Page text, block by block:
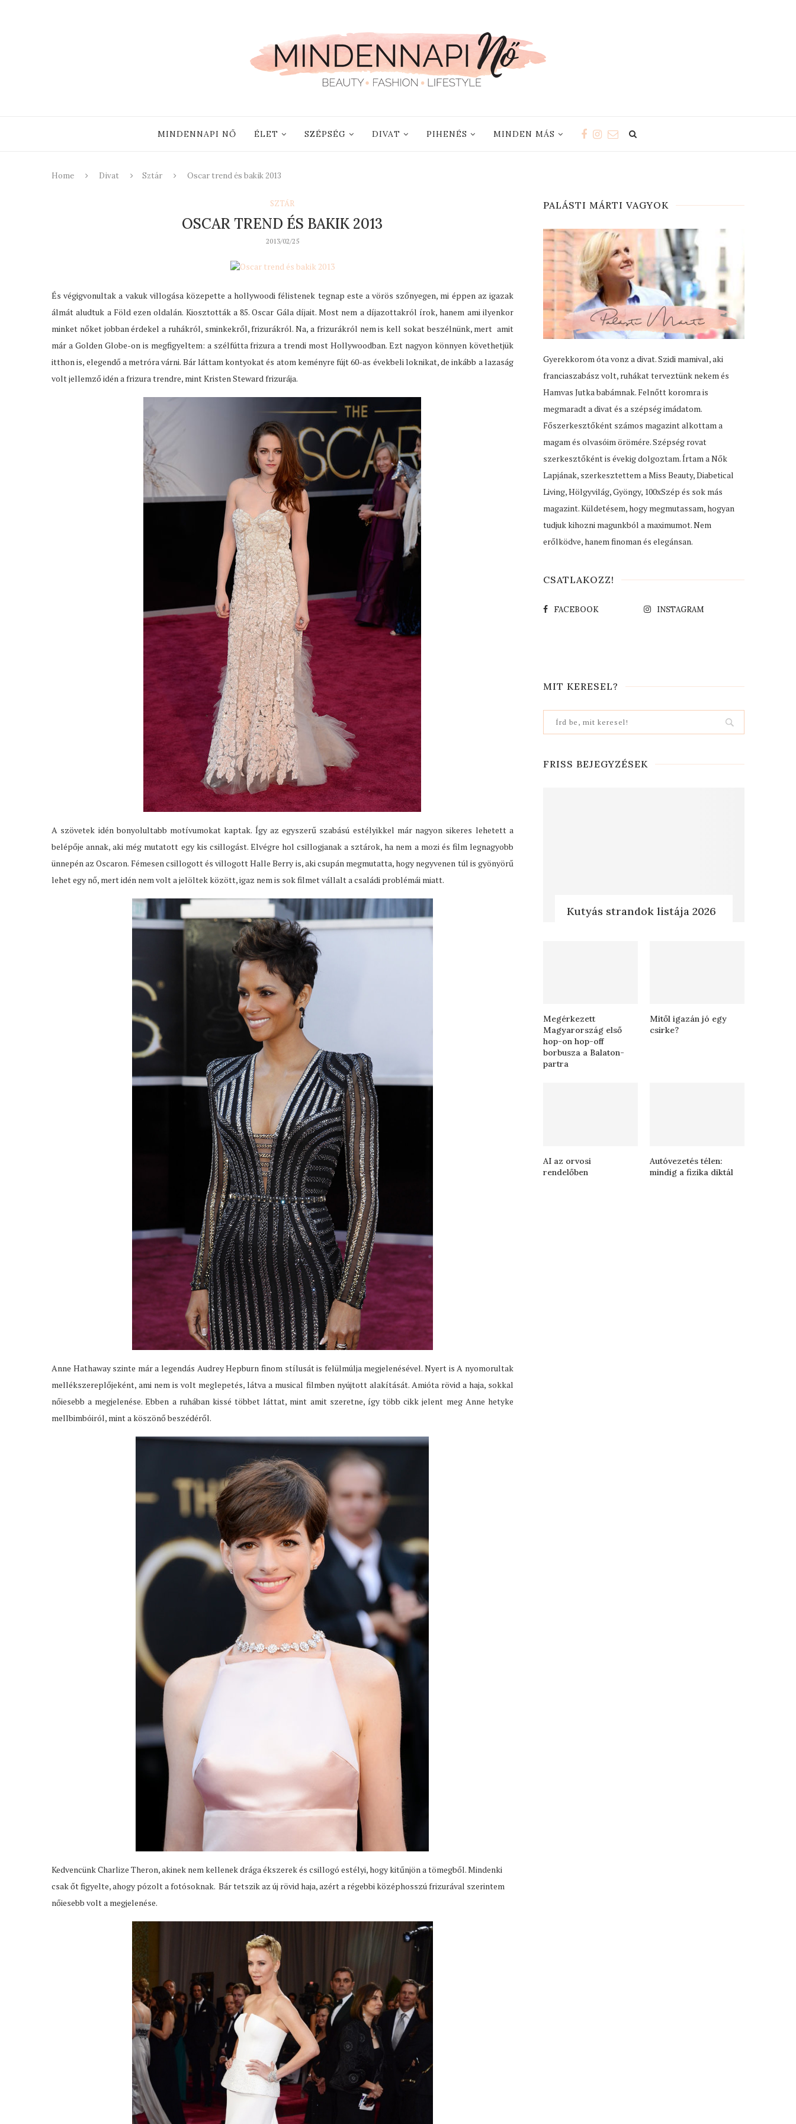
MINDENNAPI NŐ ÉLET SZÉPSÉG DIVAT PIHENÉS MINDEN MÁS
Home Divat Sztár Oscar trend és bakik 2013
SZTÁR
OSCAR TREND ÉS BAKIK 2013
2013/02/25
És végigvonultak a vakuk villogása közepette a hollywoodi félistenek tegnap este a vörös szőnyegen, mi éppen az igazak
álmát aludtuk a Föld ezen oldalán. Kiosztották a 85. Oscar Gála díjait. Most nem a díjazottakról írok, hanem ami ilyenkor
minket nőket jobban érdekel a ruhákról, sminkekről, frizurákról. Na, a frizurákról nem is kell sokat beszélnünk, mert amit
már a Golden Globe-on is megfigyeltem: a szélfútta frizura a trendi most Hollywoodban. Ezt nagyon könnyen követhetjük
itthon is, elegendő a metróra várni. Bár láttam kontyokat és atom keményre fújt 60-as évekbeli loknikat, de inkább a lazaság
volt jellemző idén a frizura trendre, mint Kristen Steward frizurája.
A szövetek idén bonyolultabb motívumokat kaptak. Így az egyszerű szabású estélyikkel már nagyon sikeres lehetett a
belépője annak, aki még mutatott egy kis csillogást. Elvégre hol csillogjanak a sztárok, ha nem a mozi és film legnagyobb
ünnepén az Oscaron. Fémesen csillogott és villogott Halle Berry is, aki csupán megmutatta, hogy negyvenen túl is gyönyörű
lehet egy nő, mert idén nem volt a jelöltek között, igaz nem is sok filmet vállalt a családi problémái miatt.
Anne Hathaway szinte már a legendás Audrey Hepburn finom stílusát is felülmúlja megjelenésével. Nyert is A nyomorultak
mellékszereplőjeként, ami nem is volt meglepetés, látva a musical filmben nyújtott alakítását. Amióta rövid a haja, sokkal
nőiesebb a megjelenése. Ebben a ruhában kissé többet láttat, mint amit szeretne, így több cikk jelent meg Anne hetyke
mellbimbóiról, mint a köszönő beszédéről.
Kedvencünk Charlize Theron, akinek nem kellenek drága ékszerek és csillogó estélyi, hogy kitűnjön a tömegből. Mindenki
csak őt figyelte, ahogy pózolt a fotósoknak. Bár tetszik az új rövid haja, azért a régebbi középhosszú frizurával szerintem
nőiesebb volt a megjelenése.
PALÁSTI MÁRTI VAGYOK
Gyerekkorom óta vonz a divat. Szidi mamival, aki
franciaszabász volt, ruhákat terveztünk nekem és
Hamvas Jutka babámnak. Felnőtt koromra is
megmaradt a divat és a szépség imádatom.
Főszerkesztőként számos magazint alkottam a
magam és olvasóim örömére. Szépség rovat
szerkesztőként is évekig dolgoztam. Írtam a Nők
Lapjának, szerkesztettem a Miss Beauty, Diabetical
Living, Hölgyvilág, Gyöngy, 100xSzép és sok más
magazint. Küldetésem, hogy megmutassam, hogyan
tudjuk kihozni magunkból a maximumot. Nem
erőlködve, hanem finoman és elegánsan.
CSATLAKOZZ!
FACEBOOK INSTAGRAM
MIT KERESEL?
FRISS BEJEGYZÉSEK
Kutyás strandok listája 2026
Megérkezett
Magyarország első
hop-on hop-off
borbusza a Balaton-
partra
Mitől igazán jó egy
csirke?
AI az orvosi
rendelőben
Autóvezetés télen:
mindig a fizika diktál